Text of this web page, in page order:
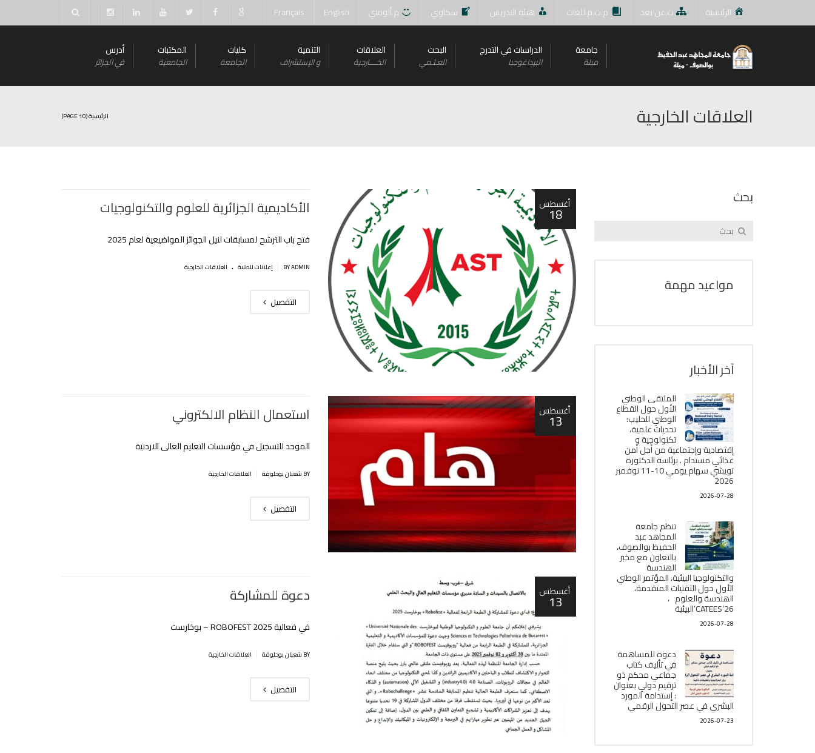
الرئيسية ت.عن بعد م.ت.م.للغات هيئة التدريس شكاوي م.ألومني English
Français
جامعة
ميلة
الدراسات في التدرج
البيداغوجيا
البحث
العـلـمي
العلاقات
الخــــارجية
التنمية
و اﻹستشراف
كليات
الجامعة
المكتبات
الجامعية
أدرس
في الجزائر
العلاقات الخارجية الرئيسية(PAGE 10)
أغسطس
18 الأكاديمية الجزائرية للعلوم والتكنولوجيات
فتح باب الترشح لمسابقات لنيل الجوائز المواضيعية لعام 2025
BY ADMIN إعلانات للطلبة . العلاقات الخارجية
التفصيل
أغسطس
13 استعمال النظام الالكتروني
الموحد للتسجيل في مؤسسات التعليم العالى الاردنية
BY شعبان بوحلوفة العلاقات الخارجية
التفصيل
أغسطس
13 دعوة للمشاركة
في فعالية ROBOFEST 2025 – بوخارست
BY شعبان بوحلوفة العلاقات الخارجية
التفصيل
بحث
مواعيد مهمة
آخر الأخبار
الملتقى الوطني
الأول حول القطاع
الوطني للحليب:
تحديات علمية،
تكنولوجية و
إقتصادية وإجتماعية من أجل أمن
غذائي مستدام . برئاسة الدكتورة
نويشي سهام يومي 10-11 نوفمبر
2026
2026-07-28
تنظم جامعة
المجاهد عبد
الحفيظ بوالصوف،
بالتعاون مع مخبر
الھندسة
والتكنولوجيا البیئیة، المؤتمر الوطني
الأول حول التقنيات المتقدمة،
الھندسة والعلوم ،
CATEES’26’البیئية
2026-07-28
دعوة للمساهمة
في تأليف كتاب
جماعي محكم ذو
ترقيم دولي بعنوان
: إستدامة المورد
البشري في عصر التحول الرقمي
2026-07-23